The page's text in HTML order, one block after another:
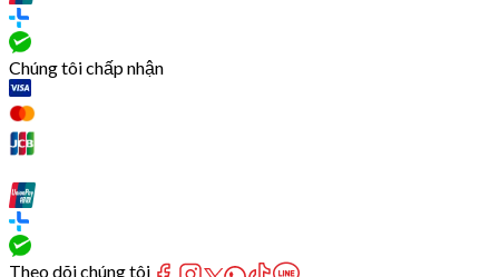
Chúng tôi chấp nhận
Theo dõi chúng tôi